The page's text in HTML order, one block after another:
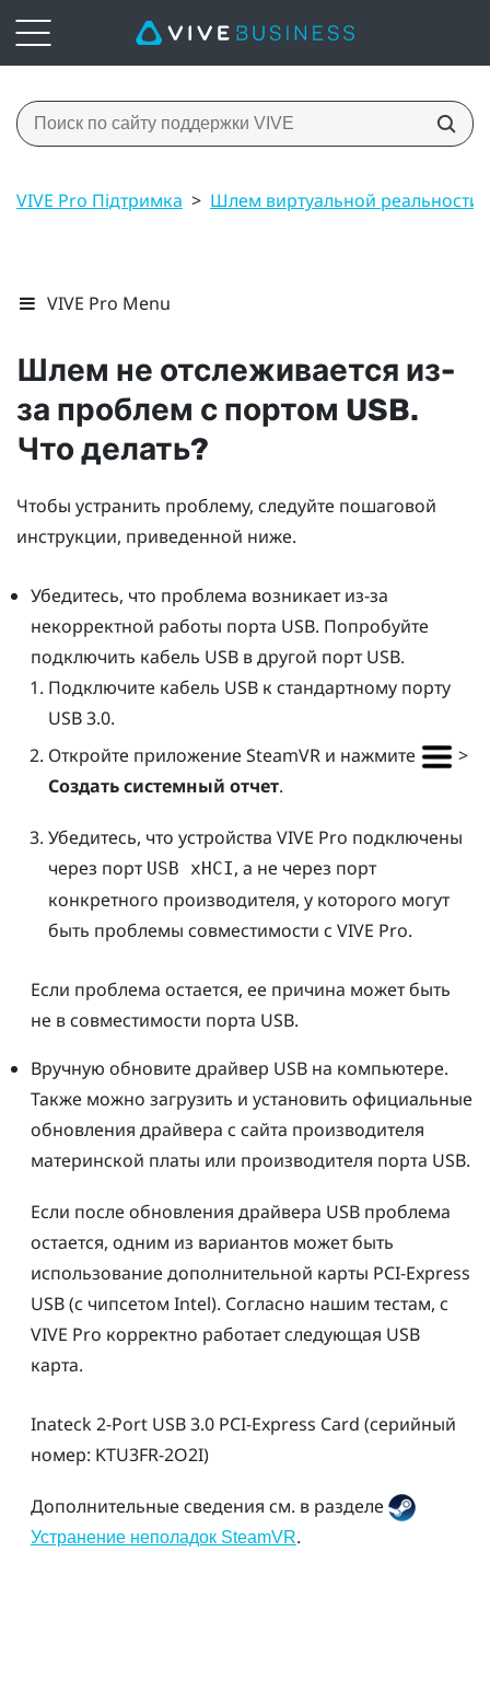
VIVE Pro Підтримка > Шлем виртуальной
VIVE Pro Menu
Шлем не отслеживается из-
за проблем с портом USB.
Что делать?
Чтобы устранить проблему, следуйте пошаговой
инструкции, приведенной ниже.
Убедитесь, что проблема возникает из-за
некорректной работы порта USB. Попробуйте
подключить кабель USB в другой порт USB.
Подключите кабель USB к стандартному порту
USB 3.0.
Откройте приложение SteamVRи нажмите
>
Создать системный отчет.
Убедитесь, что устройства VIVE Pro подключены
через порт USB xHCI, а не через порт
конкретного производителя, у которого могут
быть проблемы совместимости с VIVE Pro.
Если проблема остается, ее причина может быть
не в совместимости порта USB.
Вручную обновите драйвер USB на компьютере.
Также можно загрузить и установить официальные
обновления драйвера с сайта производителя
материнской платы или производителя порта USB.
Если после обновления драйвера USB проблема
остается, одним из вариантов может быть
использование дополнительной карты PCI-Express
USB (с чипсетом Intel). Cогласно нашим тестам, с
VIVE Pro корректно работает следующая USB
карта.
Inateck2-Port USB 3.0 PCI-Express Card (серийный
номер: KTU3FR-2O2I)
Дополнительные сведения см. в разделе
Устранение неполадок SteamVR.